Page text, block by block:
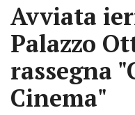
Avviata
Palazzo
rassegna
Cinema"